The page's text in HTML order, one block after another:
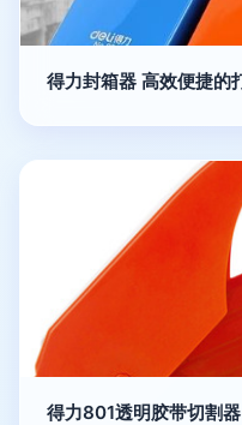
得力封箱器 高效便捷的
得力801透明胶带切割